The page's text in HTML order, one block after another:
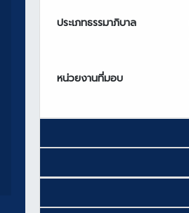
ประเภทธรรมาภิบาล
หน่วยงานที่มอบ